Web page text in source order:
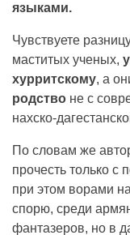
языками.
Чувствуете
маститых ученых,
хурритскому, а
родство не с
нахско-
По словам же
прочесть только с
при этом ворами
спорю, среди
фантазеров, но в